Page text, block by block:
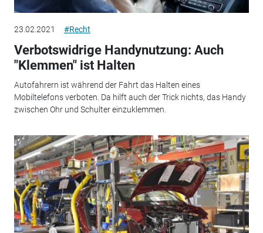
23.02.2021 #Recht
Verbotswidrige Handynutzung: Auch
"Klemmen" ist Halten
Autofahrern ist während der Fahrt das Halten eines
Mobiltelefons verboten. Da hilft auch der Trick nichts, das Handy
zwischen Ohr und Schulter einzuklemmen.